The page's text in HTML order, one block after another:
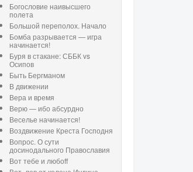
Богословие наивысшего
полета
Большой переполох. Начало
Бомба разрывается — игра
начинается!
Буря в стакане: СББК vs
Осипов
Быть Бергманом
В движении
Вера и время
Верю — ибо абсурдно
Веселье начинается!
Воздвижение Креста Господня
Вопрос. О сути
досинодального Православия
Вот тебе и любоff